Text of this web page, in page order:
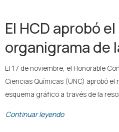
El HCD aprobó
organigrama de
El 17 de noviembre, el Honorable
Ciencias Químicas (UNC) aprobó
esquema gráfico a través de la
Continuar leyendo